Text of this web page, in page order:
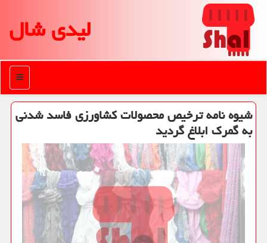
لیدی شال
منو
شیوه نامه ترخیص محصولات كشاورزی فاسد شدنی
به گمرك ابلاغ گردید